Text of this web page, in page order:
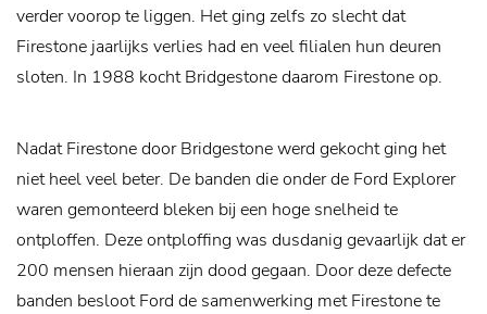
verder voorop te liggen. Het ging zelfs zo slecht dat
Firestone jaarlijks verlies had en veel filialen hun deuren
sloten. In 1988 kocht Bridgestone daarom Firestone op.
Nadat Firestone door Bridgestone werd gekocht ging het
niet heel veel beter. De banden die onder de Ford Explorer
waren gemonteerd bleken bij een hoge snelheid te
ontploffen. Deze ontploffing was dusdanig gevaarlijk dat er
200 mensen hieraan zijn dood gegaan. Door deze defecte
banden besloot Ford de samenwerking met Firestone te